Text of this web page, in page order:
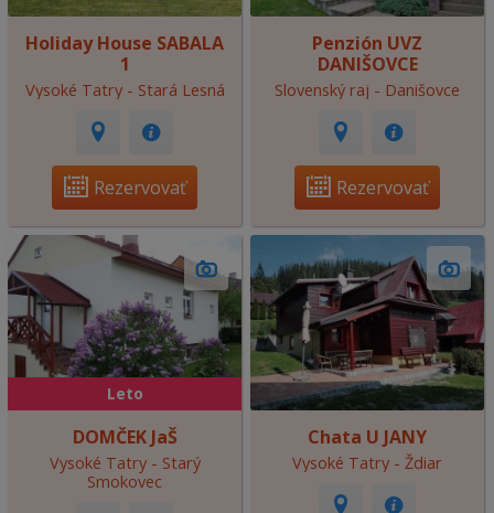
Holiday House SABALA
1
Vysoké Tatry - Stará Lesná
Rezervovať
Penzión UVZ
DANIŠOVCE
Slovenský raj - Danišovce
Rezervovať
Leto
DOMČEK JaŠ
Vysoké Tatry - Starý
Smokovec
Chata U JANY
Vysoké Tatry - Ždiar